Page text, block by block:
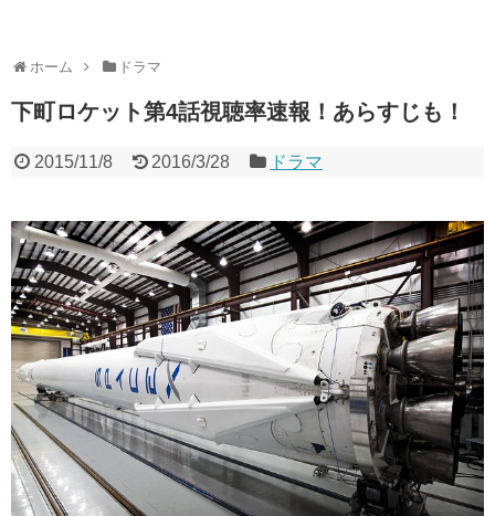
ホーム ドラマ
下町ロケット第4話視聴率速報！あらすじも！
2015/11/8 2016/3/28 ドラマ